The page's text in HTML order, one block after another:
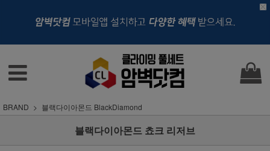
BRAND 블랙다이아몬드 BlackDiamond
블랙다이아몬드 쵸크 리저브